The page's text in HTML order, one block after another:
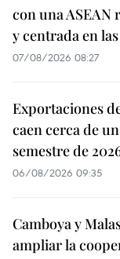
con una
y centrada en
07/08/2026 08:27
Exportaciones
caen cerca de
semestre de
06/08/2026 09:35
Camboya y
ampliar la